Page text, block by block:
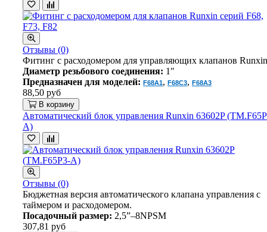
Отзывы (0)
Фитинг с расходомером для управляющих клапанов
Диаметр резьбового соединения: 1"
Предназначен для моделей: F68A1, F68C3, F68A3
88,50 руб
В корзину
Автоматический блок управления Runxin 63602P
A)
Отзывы (0)
Бюджетная версия автоматического клапана управления с
таймером и расходомером.
Посадочный размер: 2,5”–8NPSM
307,81 руб